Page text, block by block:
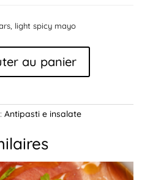
light spicy mayo
au panier
Antipasti e insalate